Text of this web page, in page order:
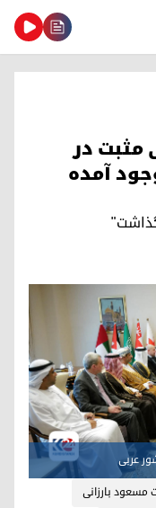
مثبت در
آمده
مسعود بارزانی